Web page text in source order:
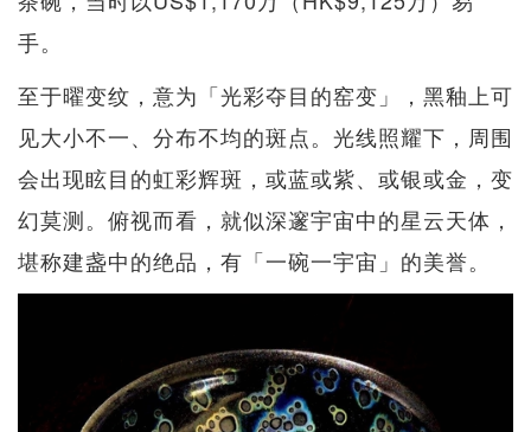
手。
至于曜变纹，意为「光彩夺目的窑变」，黑釉上可
见大小不一、分布不均的斑点。光线照耀下，周围
会出现眩目的虹彩辉斑，或蓝或紫、或银或金，变
幻莫测。俯视而看，就似深邃宇宙中的星云天体，
堪称建盏中的绝品，有「一碗一宇宙」的美誉。